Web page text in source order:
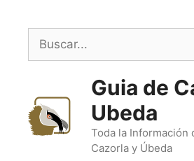
contenido
Buscar:
Guia de
Ubeda
Toda la Información
Cazorla y Úbeda